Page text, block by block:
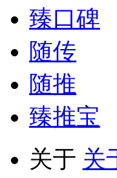
臻口碑
随传
随推
臻推宝
关于 关